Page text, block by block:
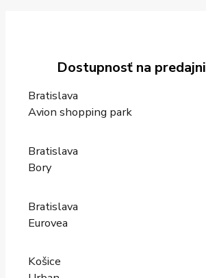
Dostupnosť na predajni
Bratislava
Avion shopping park
Bratislava
Bory
Bratislava
Eurovea
Košice